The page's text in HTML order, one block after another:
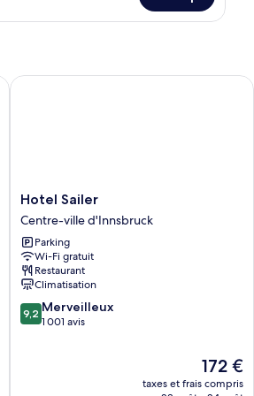
Hotel
Sailer
Centre-
ville
d'Innsbruck
Hotel Sailer
Centre-ville d'Innsbruck
Parking
Wi-Fi gratuit
Restaurant
Climatisation
9.2
sur
9,2 Merveilleux
1 001 avis
Le
nouveau
172 €
taxes et frais compris
Hotel Sailer